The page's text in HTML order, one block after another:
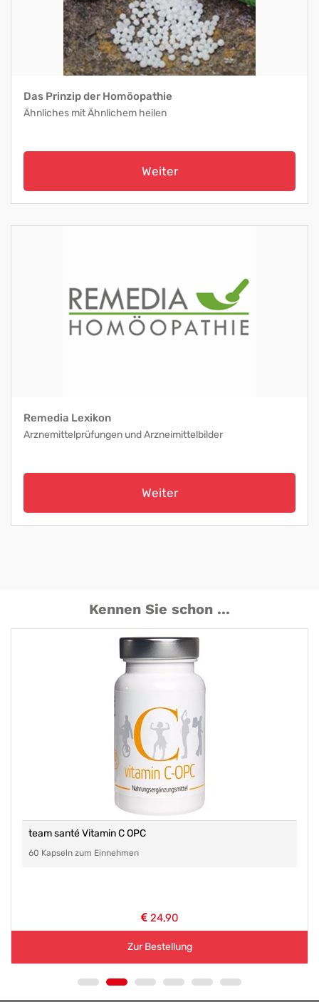
Das Prinzip der Homöopathie
Ähnliches mit Ähnlichem heilen
Weiter
Remedia Lexikon
Arznemittelprüfungen und Arzneimittelbilder
Weiter
Kennen Sie schon ...
team santé Vitamin C OPC
60 Kapseln zum Einnehmen
24,90
Zur Bestellung